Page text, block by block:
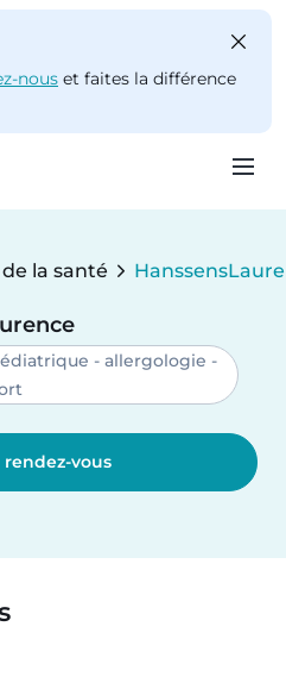
nous et faites la différence
la santé Hanssens
- allergologie -
vous